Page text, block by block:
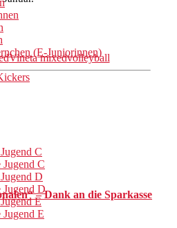
(E-Juniorinnen)
C
C
D
Jugend D
E
E
Vineta mixedvolleyball
– Dank an die Sparkasse